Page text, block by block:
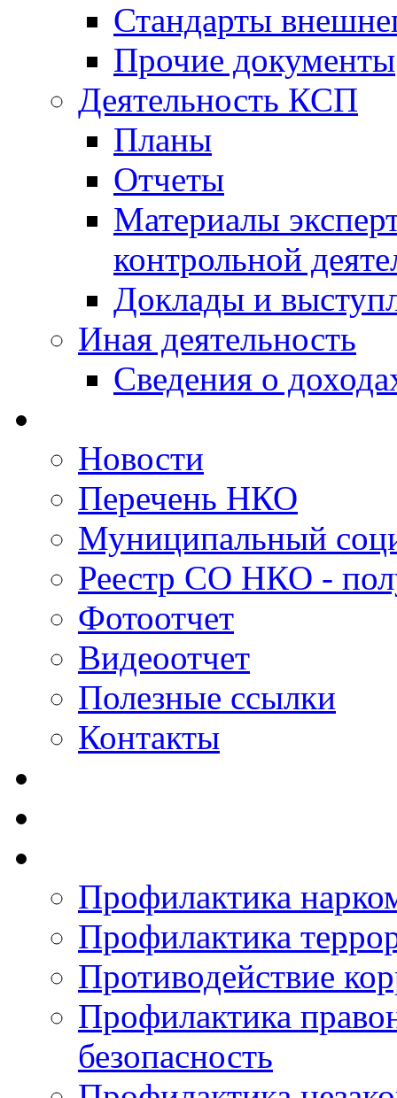
Стандарты
Прочие документы
Деятельность КСП
Планы
Отчеты
Материалы
контрольной
Доклады и
Иная деятельность
Сведения о
Новости
Перечень НКО
Муниципальный
Реестр СО НКО -
Фотоотчет
Видеоотчет
Полезные ссылки
Контакты
Профилактика
Профилактика
Противодействие
Профилактика
безопасность